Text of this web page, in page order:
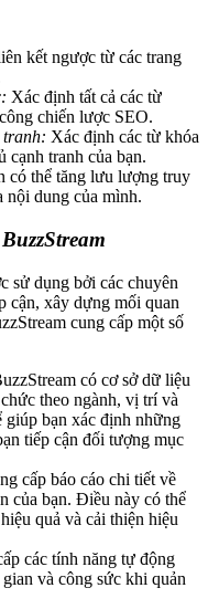
kết ngược từ các trang
Xác định tất cả các từ
chiến lược SEO.
tranh: Xác định các từ khóa
cạnh tranh của bạn.
có thể tăng lưu lượng truy
nội dung của mình.
sử dụng bởi các chuyên
cận, xây dựng mối quan
cung cấp một số
có cơ sở dữ liệu
theo ngành, vị trí và
bạn xác định những
tiếp cận đối tượng mục
cấp báo cáo chi tiết về
của bạn. Điều này có thể
quả và cải thiện hiệu
các tính năng tự động
và công sức khi quản